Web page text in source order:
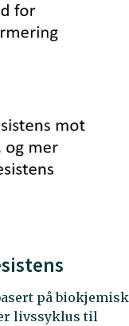
på biokjemisk
livssyklus til